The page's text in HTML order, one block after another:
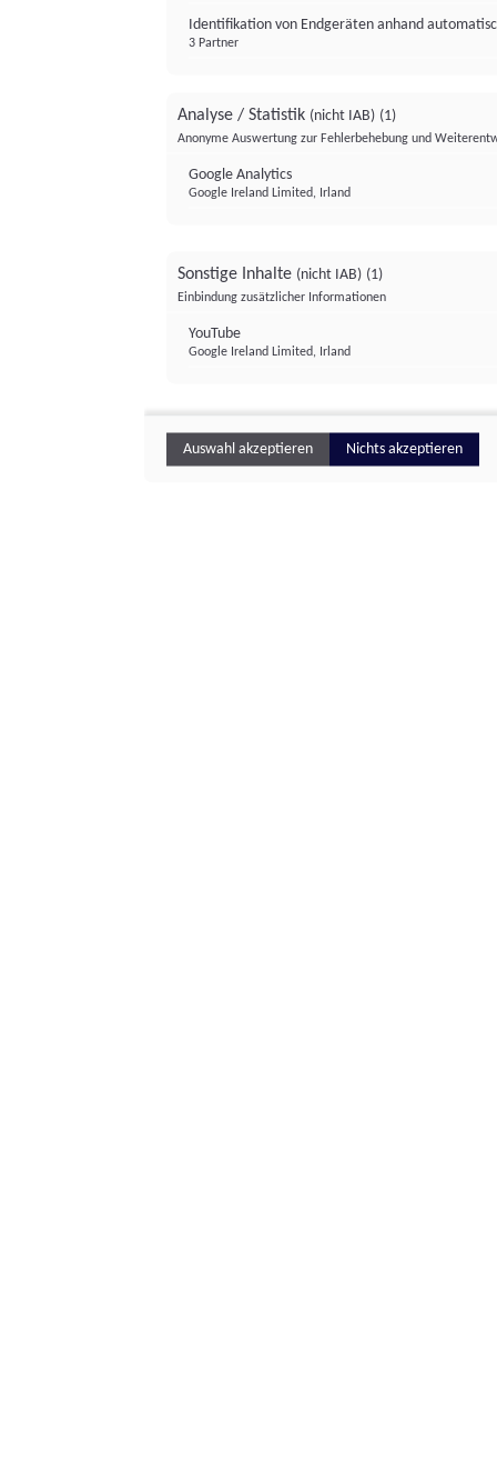
Identifikation von Endgeräten anhand
3 Partner
Analyse / Statistik (nicht IAB) (1)
Anonyme Auswertung zur Fehlerbehebung und
Google Analytics
Google Ireland Limited, Irland
Sonstige Inhalte (nicht IAB) (1)
Einbindung zusätzlicher Informationen
YouTube
Google Ireland Limited, Irland
Auswahl akzeptieren Nichts akzeptieren